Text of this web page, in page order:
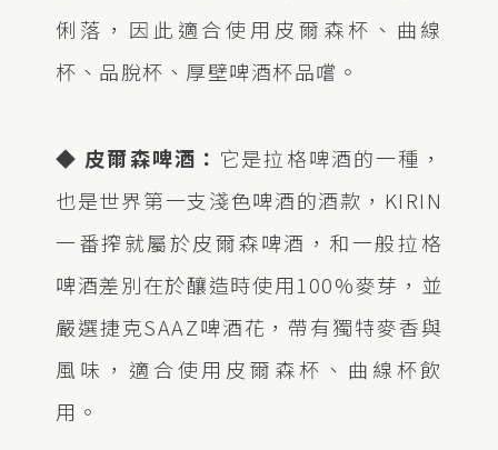
俐落，因此適合使用皮爾森杯、曲線
杯、品脫杯、厚壁啤酒杯品嚐。
◆ 皮爾森啤酒： 它是拉格啤酒的一種，
也是世界第一支淺色啤酒的酒款，KIRIN
一番搾就屬於皮爾森啤酒，和一般拉格
啤酒差別在於釀造時使用100%麥芽，並
嚴選捷克SAAZ啤酒花，帶有獨特麥香與
風味，適合使用皮爾森杯、曲線杯飲
用。